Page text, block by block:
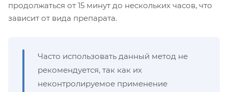
продолжаться от 15 минут до нескольких часов, что
зависит от вида препарата.
Часто использовать данный метод не
рекомендуется, так как их
неконтролируемое применение